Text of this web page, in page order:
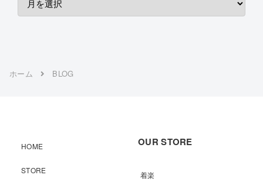
ホーム BLOG
HOME
STORE
OUR STORE
着楽